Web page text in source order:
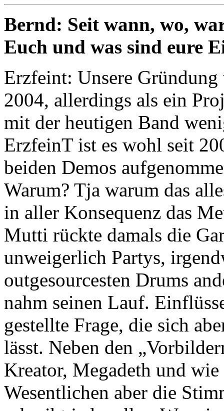
Bernd: Seit wann, wo,
Euch und was sind eure
Erzfeint: Unsere Gründung
2004, allerdings als ein
mit der heutigen Band
ErzfeinT ist es wohl seit
beiden Demos
Warum? Tja warum das
in aller Konsequenz das
Mutti rückte damals die
unweigerlich Partys,
outgesourcesten Drums
nahm seinen Lauf.
gestellte Frage, die sich
lässt. Neben den
Kreator, Megadeth und
Wesentlichen aber die